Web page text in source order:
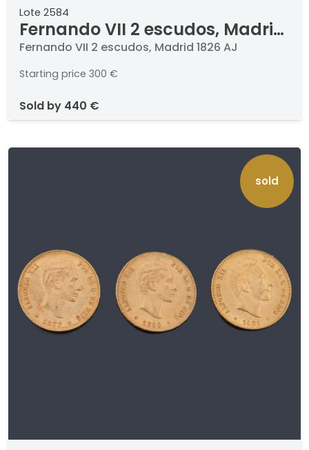
Lote 2584
Fernando VII 2 escudos, Madrid
1826 AJ
Fernando VII 2 escudos, Madrid 1826 AJ
Starting price 300 €
sold by 440 €
sold